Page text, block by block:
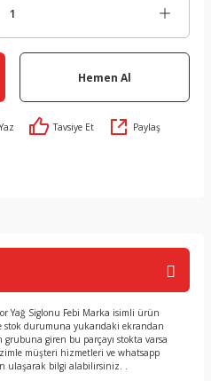
Hemen Al
Tavsiye Et Paylaş
Yağ Siglonu Febi Marka isimli ürün
stok durumuna yukarıdaki ekrandan
giren bu parçayı stokta varsa
müşteri hizmetleri ve whatsapp
ulaşarak bilgi alabilirsiniz. .